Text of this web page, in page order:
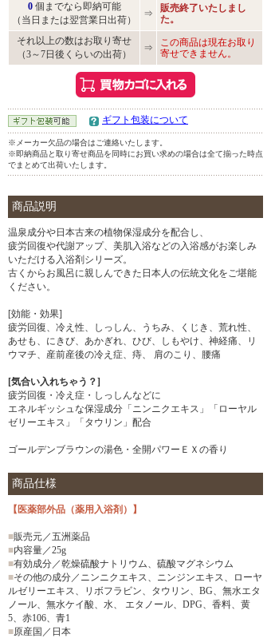
0 個までなら即納可能
（当日または翌営業日出荷）
⇒
販売終了いたしまし
た。
それ以上の数はお取り寄せ
（3～7日後くらいの出荷）
⇒
この商品は現在お取り
寄せできません。
ギフト包装について
※メーカー欠品の場合はご連絡いたします。
※即納商品と取り寄せ商品を同時にお買い求めの場合は全て揃った時点
でまとめて出荷いたします。
商品説明
温泉成分や日本古来の植物保湿成分を配合し、
疲労回復や代謝アップ、美肌入浴などの入浴感がお楽しみ
いただける入浴剤シリーズ。
古くからお風呂に親しんできた日本人の伝統文化をご堪能
ください。
[効能・効果]
疲労回復、冷え性、しっしん、うちみ、くじき、荒れ性、
あせも、にきび、あかぎれ、ひび、しもやけ、神経痛、リ
ウマチ、産前産後の冷え症、痔、 肩のこり、腰痛
[気合い入れちゃう？]
疲労回復・冷え症・しっしんなどに
エネルギッシュな保湿成分「ニンニクエキス」「ローヤル
ゼリーエキス」「タウリン」配合
ゴールデンブラウンの湯色・全開パワーＥＸの香り
商品仕様
【医薬部外品（薬用入浴剤）】
■販売元／五洲薬品
■内容量／25g
■有効成分／乾燥硫酸ナトリウム、硫酸マグネシウム
■その他の成分／ニンニクエキス、ニンジンエキス、ローヤ
ルゼリーエキス、リボフラビン、タウリン、BG、無水エタ
ノール、無水ケイ酸、水、 エタノール、DPG、香料、黄
5、赤106、青1
■原産国／日本